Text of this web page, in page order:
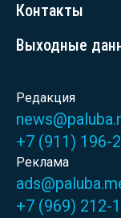
Контакты
Выходные
Редакция
+7 (911) 196-
Реклама
+7 (969) 212-